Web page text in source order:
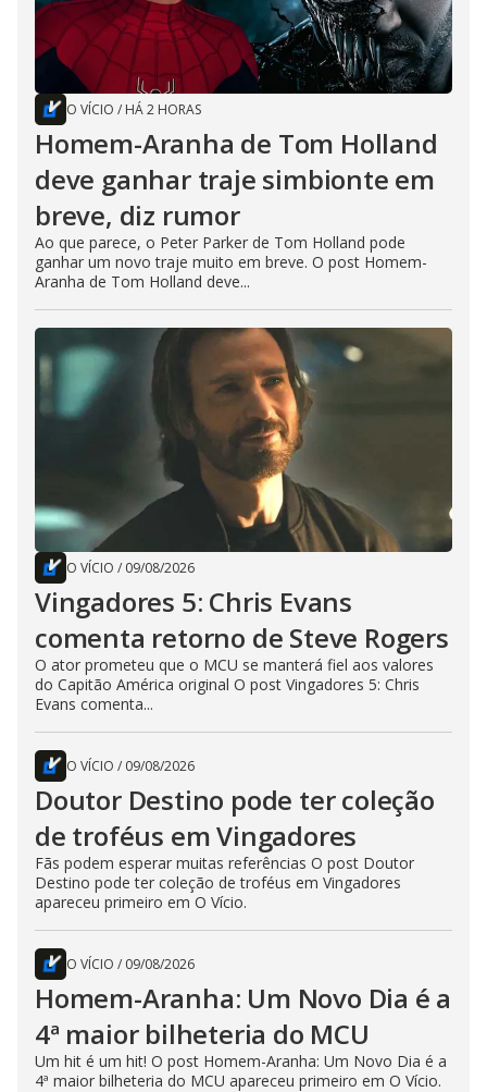
O VÍCIO / HÁ 2 HORAS
Homem-Aranha de Tom Holland
deve ganhar traje simbionte em
breve, diz rumor
Ao que parece, o Peter Parker de Tom Holland pode
ganhar um novo traje muito em breve. O post Homem-
Aranha de Tom Holland deve...
O VÍCIO / 09/08/2026
Vingadores 5: Chris Evans
comenta retorno de Steve Rogers
O ator prometeu que o MCU se manterá fiel aos valores
do Capitão América original O post Vingadores 5: Chris
Evans comenta...
O VÍCIO / 09/08/2026
Doutor Destino pode ter coleção
de troféus em Vingadores
Fãs podem esperar muitas referências O post Doutor
Destino pode ter coleção de troféus em Vingadores
apareceu primeiro em O Vício.
O VÍCIO / 09/08/2026
Homem-Aranha: Um Novo Dia é a
4ª maior bilheteria do MCU
Um hit é um hit! O post Homem-Aranha: Um Novo Dia é a
4ª maior bilheteria do MCU apareceu primeiro em O Vício.